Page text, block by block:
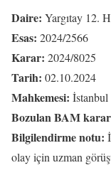
Daire: Yargıtay 12.
Esas: 2024/2566
Karar: 2024/8025
Tarih: 02.10.2024
Mahkemesi:
Bozulan BAM
Bilgilendirme notu:
olay için uzman